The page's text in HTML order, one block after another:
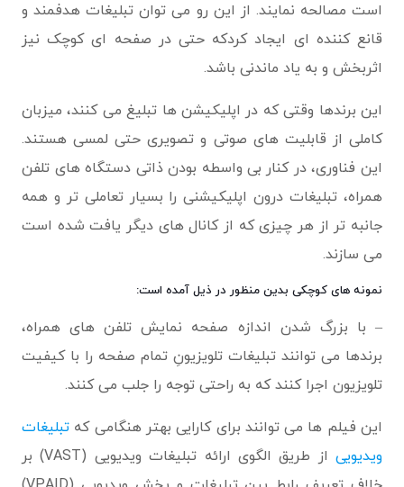
است مصالحه نمایند. از این رو می توان تبلیغات هدفمند و
قانع کننده ای ایجاد کردکه حتی در صفحه ای کوچک نیز
اثربخش و به یاد ماندنی باشد.
این برندها وقتی که در اپلیکیشن ها تبلیغ می کنند، میزبان
کاملی از قابلیت های صوتی و تصویری حتی لمسی هستند.
این فناوری، در کنار بی واسطه بودن ذاتی دستگاه های تلفن
همراه، تبلیغات درون اپلیکیشنی را بسیار تعاملی تر و همه
جانبه تر از هر چیزی که از کانال های دیگر یافت شده است
می سازند.
نمونه های کوچکی بدین منظور در ذیل آمده است:
– با بزرگ شدن اندازه صفحه نمایش تلفن های همراه،
برندها می توانند تبلیغات تلویزیونِ تمام صفحه را با کیفیت
تلویزیون اجرا کنند که به راحتی توجه را جلب می کنند.
این فیلم ها می توانند برای کارایی بهتر هنگامی که تبلیغات
ویدیویی
از طریق الگوی ارائه تبلیغات ویدیویی (VAST) بر